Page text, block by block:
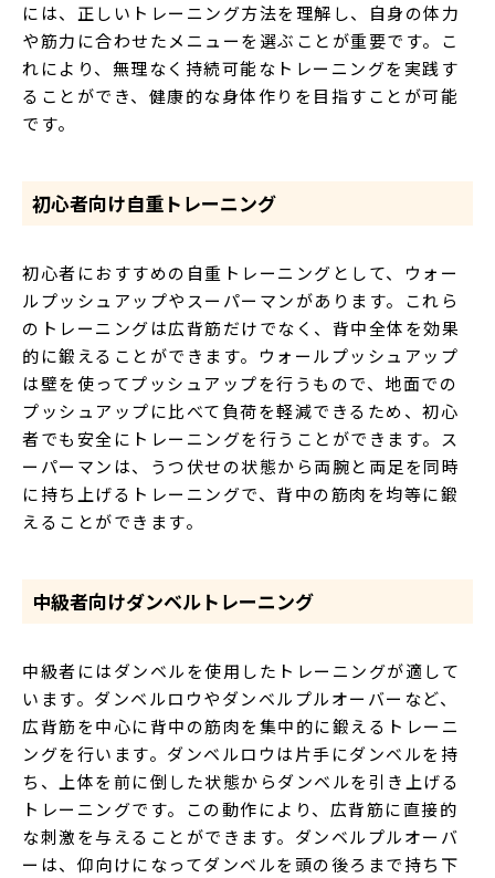
には、正しいトレーニング方法を理解し、自身の体力
や筋力に合わせたメニューを選ぶことが重要です。こ
れにより、無理なく持続可能なトレーニングを実践す
ることができ、健康的な身体作りを目指すことが可能
です。
初心者向け自重トレーニング
初心者におすすめの自重トレーニングとして、ウォー
ルプッシュアップやスーパーマンがあります。これら
のトレーニングは広背筋だけでなく、背中全体を効果
的に鍛えることができます。ウォールプッシュアップ
は壁を使ってプッシュアップを行うもので、地面での
プッシュアップに比べて負荷を軽減できるため、初心
者でも安全にトレーニングを行うことができます。ス
ーパーマンは、うつ伏せの状態から両腕と両足を同時
に持ち上げるトレーニングで、背中の筋肉を均等に鍛
えることができます。
中級者向けダンベルトレーニング
中級者にはダンベルを使用したトレーニングが適して
います。ダンベルロウやダンベルプルオーバーなど、
広背筋を中心に背中の筋肉を集中的に鍛えるトレーニ
ングを行います。ダンベルロウは片手にダンベルを持
ち、上体を前に倒した状態からダンベルを引き上げる
トレーニングです。この動作により、広背筋に直接的
な刺激を与えることができます。ダンベルプルオーバ
ーは、仰向けになってダンベルを頭の後ろまで持ち下